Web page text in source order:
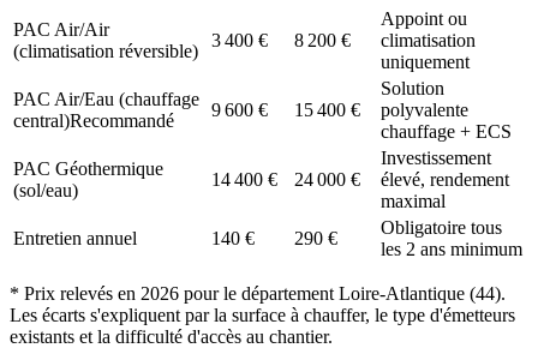
PAC Air/Air
(climatisation réversible)
3 400 € 8 200 €
Appoint ou
climatisation
uniquement
PAC Air/Eau (chauffage
central)Recommandé
9 600 € 15 400 €
Solution
polyvalente
chauffage + ECS
PAC Géothermique
(sol/eau)
14 400 € 24 000 €
Investissement
élevé, rendement
maximal
Entretien annuel
140 € 290 €
Obligatoire tous
les 2 ans minimum
* Prix relevés en 2026 pour le département Loire-Atlantique (44).
Les écarts s'expliquent par la surface à chauffer, le type d'émetteurs
existants et la difficulté d'accès au chantier.